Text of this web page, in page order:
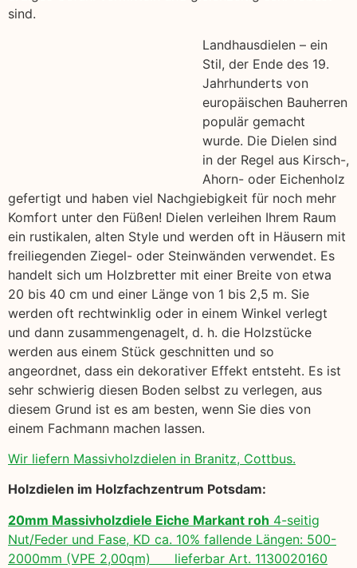
sind.
Landhausdielen – ein
Stil, der Ende des 19.
Jahrhunderts von
europäischen Bauherren
populär gemacht
wurde. Die Dielen sind
in der Regel aus Kirsch-,
Ahorn- oder Eichenholz
gefertigt und haben viel Nachgiebigkeit für noch mehr
Komfort unter den Füßen! Dielen verleihen Ihrem Raum
ein rustikalen, alten Style und werden oft in Häusern mit
freiliegenden Ziegel- oder Steinwänden verwendet. Es
handelt sich um Holzbretter mit einer Breite von etwa
20 bis 40 cm und einer Länge von 1 bis 2,5 m. Sie
werden oft rechtwinklig oder in einem Winkel verlegt
und dann zusammengenagelt, d. h. die Holzstücke
werden aus einem Stück geschnitten und so
angeordnet, dass ein dekorativer Effekt entsteht. Es ist
sehr schwierig diesen Boden selbst zu verlegen, aus
diesem Grund ist es am besten, wenn Sie dies von
einem Fachmann machen lassen.
Wir liefern Massivholzdielen in Branitz, Cottbus.
Holzdielen im Holzfachzentrum Potsdam:
20mm Massivholzdiele Eiche Markant roh 4-seitig
Nut/Feder und Fase, KD ca. 10% fallende Längen: 500-
2000mm (VPE 2,00qm) lieferbar Art. 1130020160